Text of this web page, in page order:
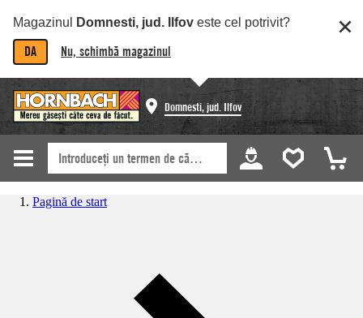
Magazinul Domnesti, jud. Ilfov este cel potrivit?
DA Nu, schimbă magazinul
Domnesti, jud. Ilfov
Pagină de start